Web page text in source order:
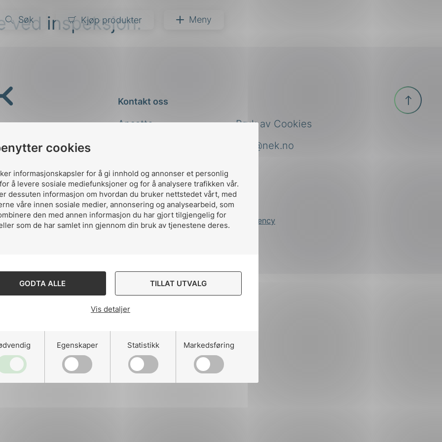
cookies
informasjonskapsler for å gi innhold og annonser et personlig
å levere sosiale mediefunksjoner og for å analysere trafikken vår.
dessuten informasjon om hvordan du bruker nettstedet vårt, med
våre innen sosiale medier, annonsering og analysearbeid, som
den med annen informasjon du har gjort tilgjengelig for
som de har samlet inn gjennom din bruk av tjenestene deres.
GODTA ALLE TILLAT UTVALG
Vis detaljer
Egenskaper Statistikk Markedsføring
Søk Kjøp produkter Meny
ved inspeksjon.
Kontakt oss
Ansatte
nek@nek.no
Bruk av Cookies
Designed and developed by Stem Agency
Til
toppen